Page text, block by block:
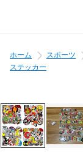
ホーム スポーツ
ステッカー